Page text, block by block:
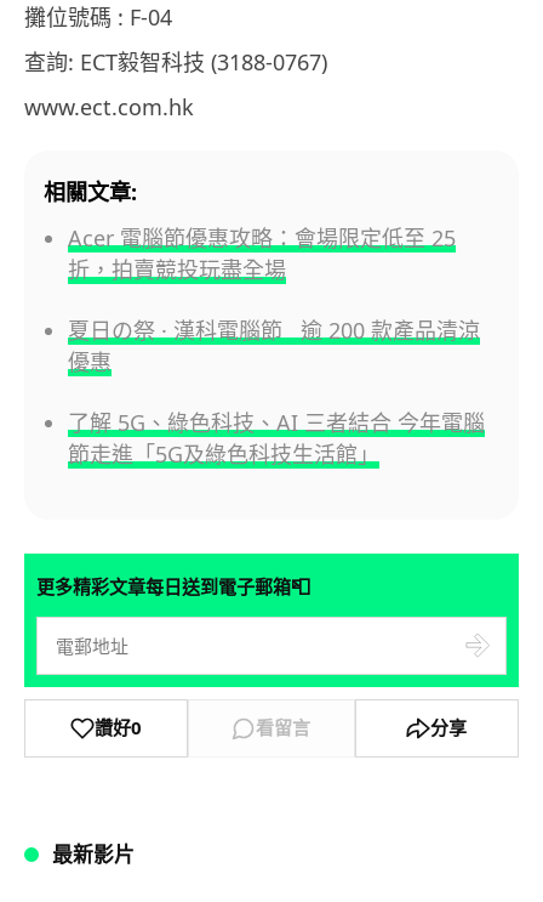
攤位號碼 : F-04
查詢: ECT毅智科技 (3188-0767)
www.ect.com.hk
相關文章:
Acer 電腦節優惠攻略：會場限定低至 25
折，拍賣競投玩盡全場
夏日の祭 · 漢科電腦節 逾 200 款產品清涼
優惠
了解 5G、綠色科技、AI 三者結合 今年電腦
節走進「5G及綠色科技生活館」
更多精彩文章每日送到電子郵箱📮
讚好0 看留言 分享
最新影片